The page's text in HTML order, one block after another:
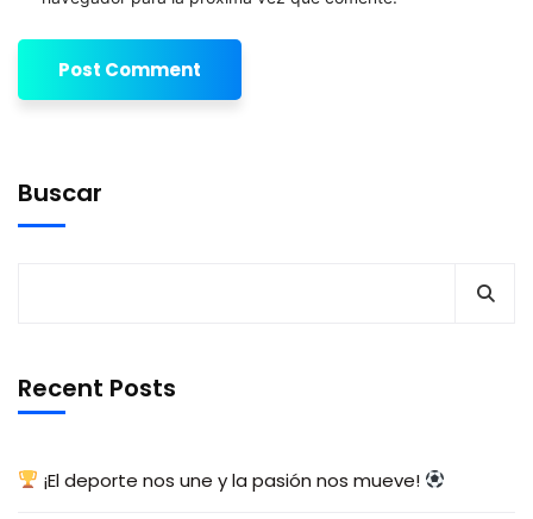
Buscar
Recent Posts
¡El deporte nos une y la pasión nos mueve!